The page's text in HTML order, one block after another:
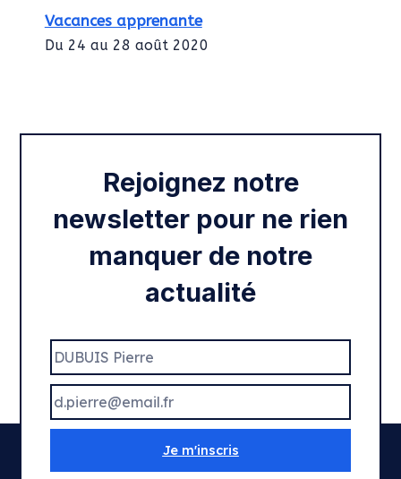
Vacances apprenante
Du 24 au 28 août 2020
Rejoignez notre
newsletter pour ne rien
manquer de notre
actualité
Je m'inscris